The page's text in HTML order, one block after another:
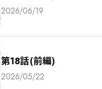
2026/06/19
第18話(前編)
2026/05/22